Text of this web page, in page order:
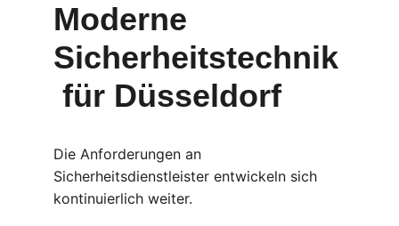
Moderne
Sicherheitstechnik
für Düsseldorf
Die Anforderungen an
Sicherheitsdienstleister entwickeln sich
kontinuierlich weiter.